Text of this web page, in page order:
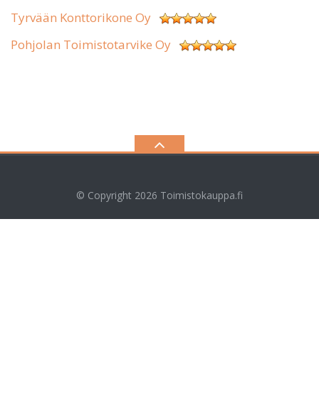
Tyrvään Konttorikone Oy
Pohjolan Toimistotarvike Oy
© Copyright 2026 Toimistokauppa.fi